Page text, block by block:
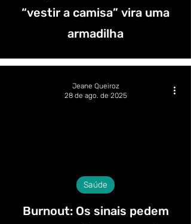
“vestir a camisa” vira uma
armadilha
Burnout: Os sinais pedem
Saúde
Jeane Queiroz
28 de ago. de 2025